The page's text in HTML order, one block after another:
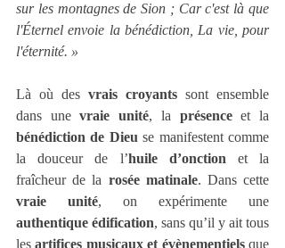
sur les montagnes de Sion ; Car c'est là que
l'Éternel envoie la bénédiction, La vie, pour
l'éternité. »
Là où des vrais croyants sont ensemble
dans une vraie unité, la présence
bénédiction de Dieu se manifestent comme
la douceur de l’huile d’onction et la
fraîcheur de la rosée matinale
vraie unité
authentique édification, sans qu’il y ait tous
les artifices musicaux et évènementiels que